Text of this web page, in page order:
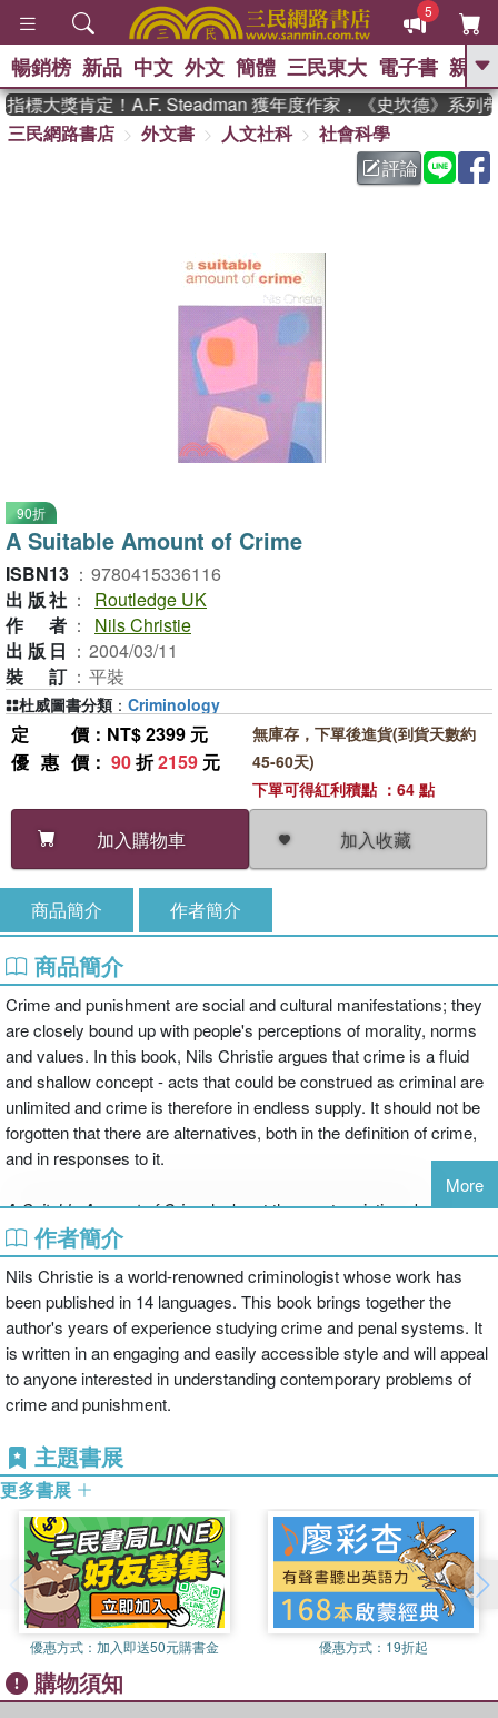
5
GO
熱搜： 東野圭吾 、 高希均教授回憶錄
父親節 、 如果歷
暑期推薦 、 國際布克
偉大的迷走神經
暢銷榜 新品 中文 外文 簡體 三民東大 電子書 親子
標大獎肯定！A.F. Steadman 獲年度作家，《史坎德》系列帶
三民網路書店
外文書 人文社科
社會科學
評論
90折
A Suitable Amount of Crime
ISBN13 ： 9780415336116
出版社 ：
Routledge UK
作者 ：
Nils Christie
出版日 ： 2004/03/11
裝訂 ： 平裝
定價 ：NT$ 2399 元
優惠價 ： 90折2159 元
加入購物車 加入收藏
無庫存，下單後進貨(到貨天數約
45-60天)
下單可得紅利積點 ：64 點
杜威圖書分類 ： Criminology
商品簡介 作者簡介
商品簡介
Crime and punishment are social and cultural manifestations; they
are closely bound up with people's perceptions of morality, norms
and values. In this book, Nils Christie argues that crime is a fluid
and shallow concept - acts that could be construed as criminal are
unlimited and crime is therefore in endless supply. It should not be
forgotten that there are alternatives, both in the definition of crime,
and in responses to it.
A Suitable Amount of Crimelooks at the great variations between
countries over what are considered 'unwanted acts', how many are
constructed as criminal and how many are punished. It explains the
differences between eastern and western Europe, between the
USA and the rest of the world. The author laments the size of
prison populations in countries with large penal sectors, and asks
whether the international community has a moral obligation to
'shame' states that are punitive in the extreme.
will appeal to anyone interested in understanding contemporary
problems of crime and punishment.
More
作者簡介
Nils Christie is a world-renowned criminologist whose work has
been published in 14 languages. This book brings together the
author's years of experience studying crime and penal systems. It
is written in an engaging and easily accessible style and will appeal
to anyone interested in understanding contemporary problems of
crime and punishment.
主題書展
更多書展
優惠方式： 加入即送50元購書金 優惠方式： 19折起
購物須知